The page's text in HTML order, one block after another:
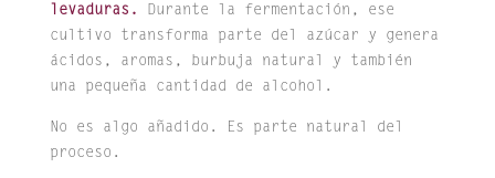
levaduras.
Durante la fermentación, ese
cultivo transforma parte del azúcar y genera
ácidos, aromas, burbuja natural y también
una pequeña cantidad de alcohol.
No es algo añadido. Es parte natural del
proceso.